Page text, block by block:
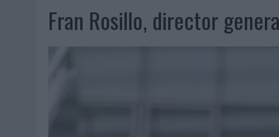
06/08/2026
EL USO DE LA IA GENERATIVA ALCANZA YA AL 62% DE LOS
06/08/2026
SYSTEM1 NOMBRA A KIMBERLY BASTONI COMO NUEVA
Fran Rosillo, director